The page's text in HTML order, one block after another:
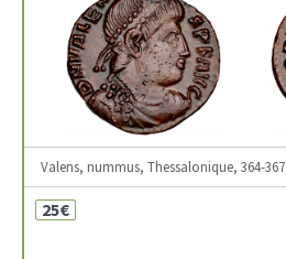
Valens, nummus, Thessalonique, 364-367
25€